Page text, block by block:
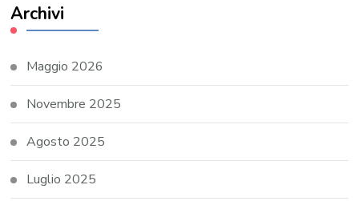
Archivi
Maggio 2026
Novembre 2025
Agosto 2025
Luglio 2025